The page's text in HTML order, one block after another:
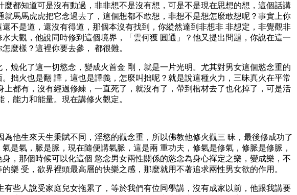
都知道可是沒有動過，非非想不是沒有想，可是不是現在思想的想，這個話講
馬馬虎虎把它念過去了，這個想都不敢想，非想不是想怎麼敢想呢？事實上你
不是道，還沒有得道，那個本沒有找到，你縱然達到非想非 非想定，非覺觀非
大觀，他說同時修到這個境界，「雲何獲 圓通」？他又提出問題，你說在這一
麼樣？這裡你要去參， 都很難。
燒化了這一切慾念，變成火首金 剛，就是一片光明。尤其對男女這個慾念重的
拙火也是翻 譯，這也是譯義，怎麼叫拙呢？就是說這種火力，三昧真火在平常
都有，沒有經過修練，一直死了，就沒有了，帶到棺材去了也化掉了，可是活
能力和能量。現在講修火觀定。
他生來天生秉賦不同，淫慾的觀念重，所以佛教他修火觀三 昧，最後修成功了
是氣，脈是脈，現在隨便講氣脈，這是兩 重功夫，修氣是修氣，修脈是修脈，
，那個時候可以化這個 慾念男女兩性關係的慾念為身心禪定之樂，變成樂，不
樂 受，欲界裡頭最高層的快樂之感，那麼就用不著追求兩性男女欲的作用。
些人說受家庭兒女拖累了，等於我們有位同學講，沒有成家以前，他跟我講要